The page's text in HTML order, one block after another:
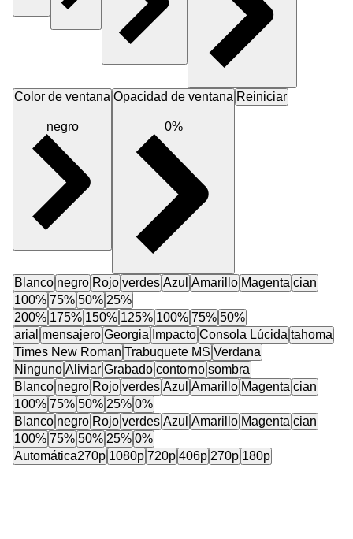
Color de ventana
negro
Opacidad de ventana
0%
Reiniciar
Blanco negro Rojo verdes Azul Amarillo Magenta cian
100% 75% 50% 25%
200% 175% 150% 125% 100% 75% 50%
arial mensajero Georgia Impacto Consola Lúcida tahoma
Times New Roman Trabuquete MS Verdana
Ninguno Aliviar Grabado contorno sombra
Blanco negro Rojo verdes Azul Amarillo Magenta cian
100% 75% 50% 25% 0%
Blanco negro Rojo verdes Azul Amarillo Magenta cian
100% 75% 50% 25% 0%
Automática270p 1080p 720p 406p 270p 180p